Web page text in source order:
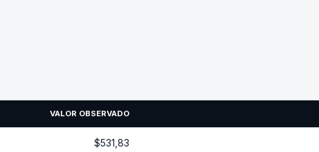
VALOR OBSERVADO
$531,83